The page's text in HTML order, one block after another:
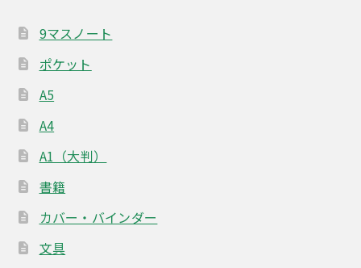
ョ
ン
9マスノート
ポケット
A5
A4
A1（大判）
書籍
カバー・バインダー
文具